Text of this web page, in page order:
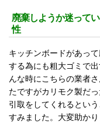
廃棄しようか迷って
性
キッチンボードがあっ
する為にも粗大ゴミで
んな時にこちらの業者
たですがカリモク製だ
引取をしてくれるとい
すみました。大変助かり